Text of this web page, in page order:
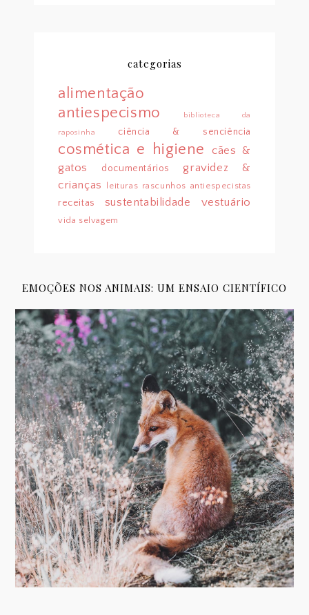
categorias
alimentação
antiespecismo
biblioteca da
raposinha ciência & senciência
cosmética e higiene
cães &
gatos
documentários
gravidez &
crianças
leituras rascunhos antiespecistas
receitas sustentabilidade vestuário
vida selvagem
EMOÇÕES NOS ANIMAIS: UM ENSAIO CIENTÍFICO